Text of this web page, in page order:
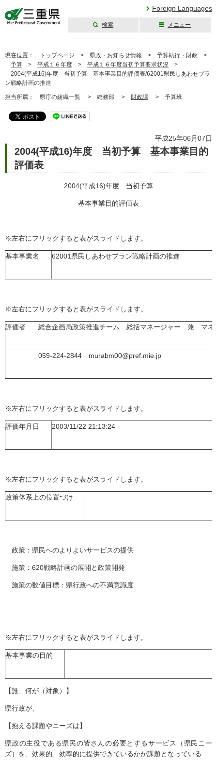
Foreign Languages
検索 メニュー
現在位置： トップページ > 県政・お知らせ情報 > 予算執行・財政 >
予算 > 平成１６年度 > 平成１６年度当初予算要求状況 >
2004(平成16)年度 当初予算 基本事業目的評価表/62001県民しあわせプラ
ン戦略計画の推進
担当所属： 県庁の組織一覧 > 総務部 > 財政課 > 予算班
平成25年06月07日
2004(平成16)年度 当初予算 基本事業目的
評価表
2004(平成16)年度 当初予算
基本事業目的評価表
※左右にフリックすると表がスライドします。
基本事業名 62001県民しあわせプラン戦略計画の推進
※左右にフリックすると表がスライドします。
評価者 総合企画局政策推進チーム 総括マネージャー 兼 マ
059-224-2844 murabm00@pref.mie.jp
※左右にフリックすると表がスライドします。
評価年月日 2003/11/22 21:13:24
※左右にフリックすると表がスライドします。
政策体系上の位置づけ
政策：県民へのよりよいサービスの提供
施策：620戦略計画の展開と政策開発
施策の数値目標：県行政への不満意識度
※左右にフリックすると表がスライドします。
基本事業の目的
【誰、何が（対象）】
県行政が、
【抱える課題やニーズは】
県政の主役である県民の皆さんの必要とするサービス（県民ニー
ズ）を、効果的、効率的に提供できているかが課題となっている